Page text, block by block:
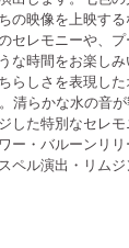
の映像を上映す
セレモニーや、
な時間をお楽し
らしさを表現し
清らかな水の音
た特別なセレモ
・バルーンリリ
ペル演出・リム